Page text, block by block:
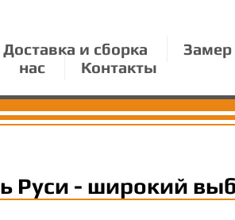
Доставка и сборка Замер
нас
Контакты
Руси - широкий